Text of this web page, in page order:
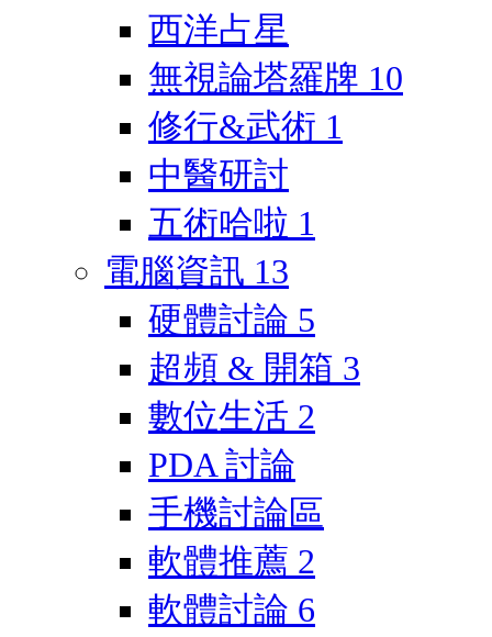
西洋占星
無視論塔羅牌 10
修行&武術 1
中醫研討
五術哈啦 1
電腦資訊 13
硬體討論 5
超頻 & 開箱 3
數位生活 2
PDA 討論
手機討論區
軟體推薦 2
軟體討論 6